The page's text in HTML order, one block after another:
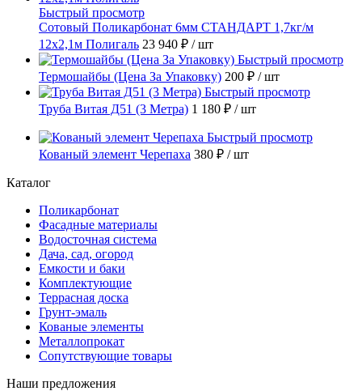
Быстрый просмотр
Сотовый Поликарбонат 6мм СТАНДАРТ 1,7кг/м
12х2,1м Полигаль 23 940 ₽ / шт
Быстрый просмотр
Термошайбы (Цена За Упаковку) 200 ₽ / шт
Быстрый просмотр
Труба Витая Д51 (3 Метра) 1 180 ₽ / шт
Быстрый просмотр
Кованый элемент Черепаха 380 ₽ / шт
Каталог
Поликарбонат
Фасадные материалы
Водосточная система
Дача, сад, огород
Емкости и баки
Комплектующие
Террасная доска
Грунт-эмаль
Кованые элементы
Металлопрокат
Сопутствующие товары
Наши предложения